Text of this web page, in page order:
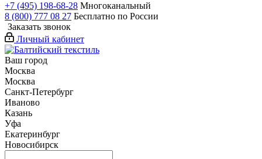
+7 (495) 198-68-28 Многоканальный
8 (800) 777 08 27 Бесплатно по России
Заказать звонок
Личный кабинет
Ваш город
Москва
Москва
Санкт-Петербург
Иваново
Казань
Уфа
Екатеринбург
Новосибирск